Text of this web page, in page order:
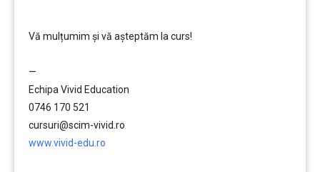
Vă mulțumim și vă aşteptăm la curs!
—
Echipa Vivid Education
0746 170 521
cursuri@scim-vivid.ro
www.vivid-edu.ro